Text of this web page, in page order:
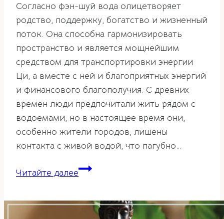
Согласно фэн-шуй вода олицетворяет
родство, поддержку, богатство и жизненный
поток. Она способна гармонизировать
пространство и является мощнейшим
средством для транспортировки энергии
Ци, а вместе с ней и благоприятных энергий
и финансового благополучия. С древних
времен люди предпочитали жить рядом с
водоемами, но в настоящее время они,
особенно жители городов, лишены
контакта с живой водой, что пагубно…
Читайте далееПривлекаем
фонтана